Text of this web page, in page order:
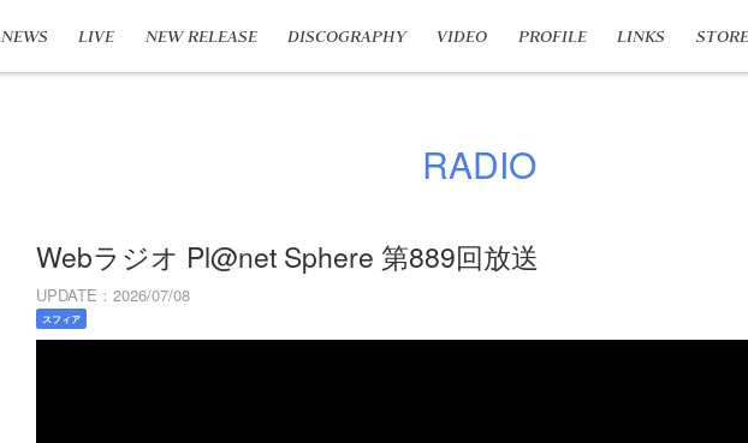
NEWS LIVE NEW RELEASE DISCOGRAPHY VIDEO PROFILE LINKS STORE
RADIO
Webラジオ Pl@net Sphere 第889回放送
UPDATE 2026/07/08
スフィア